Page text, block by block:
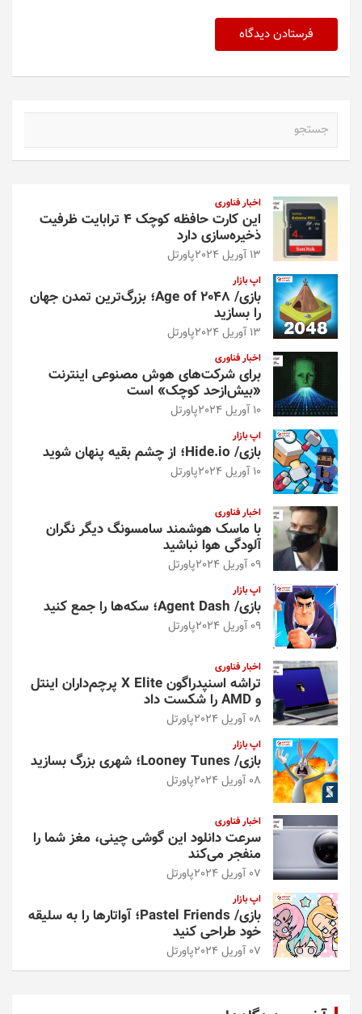
اخبار فناوری
این کارت حافظه کوچک ۴ ترابایت ظرفیت
ذخیره‌سازی دارد
13 آوریل 2024 پاورتل
اپ بازار
بازی/ Age of 2048؛ بزرگ‌ترین تمدن جهان
را بسازید
13 آوریل 2024 پاورتل
اخبار فناوری
برای شرکت‌های هوش مصنوعی اینترنت
«بیش‌از‌حد کوچک» است
10 آوریل 2024 پاورتل
اپ بازار
بازی/ Hide.io؛ از چشم بقیه پنهان شوید
10 آوریل 2024 پاورتل
اخبار فناوری
با ماسک هوشمند سامسونگ دیگر نگران
آلودگی هوا نباشید
09 آوریل 2024 پاورتل
اپ بازار
بازی/ Agent Dash؛ سکه‌ها را جمع کنید
09 آوریل 2024 پاورتل
اخبار فناوری
تراشه اسنپدراگون X Elite پرچم‌داران اینتل
و AMD را شکست داد
08 آوریل 2024 پاورتل
اپ بازار
بازی/ Looney Tunes؛ شهری بزرگ بسازید
08 آوریل 2024 پاورتل
اخبار فناوری
سرعت دانلود این گوشی چینی، مغز شما را
منفجر می‌کند
07 آوریل 2024 پاورتل
اپ بازار
بازی/ Pastel Friends؛ آواتارها را به سلیقه
خود طراحی کنید
07 آوریل 2024 پاورتل